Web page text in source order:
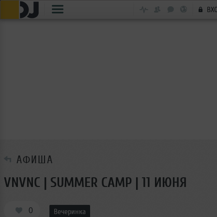
АФИША
VNVNC | SUMMER CAMP | 11 ИЮНЯ
0 Вечеринка